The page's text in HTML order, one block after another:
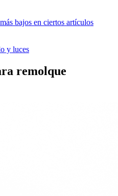
bajos en ciertos artículos
y luces
remolque